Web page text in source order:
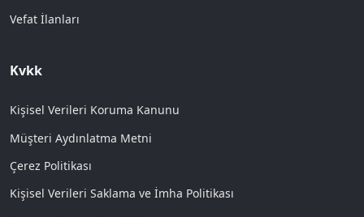
Vefat İlanları
Kvkk
Kişisel Verileri Koruma Kanunu
Müşteri Aydınlatma Metni
Çerez Politikası
Kişisel Verileri Saklama ve İmha Politikası